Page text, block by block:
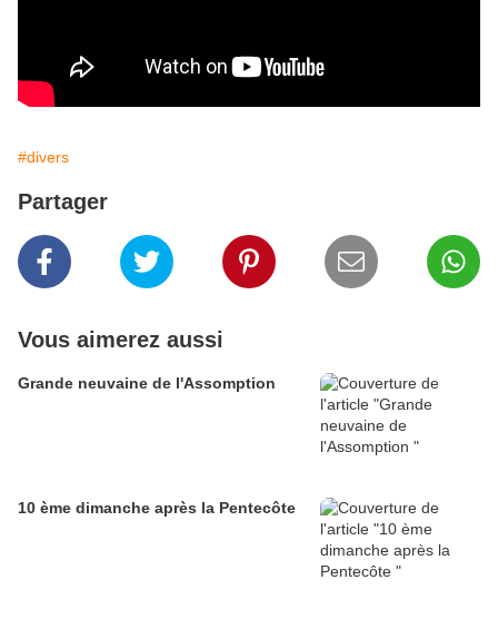
#divers
Partager
Vous aimerez aussi
Grande neuvaine de l'Assomption
10 ème dimanche après la Pentecôte